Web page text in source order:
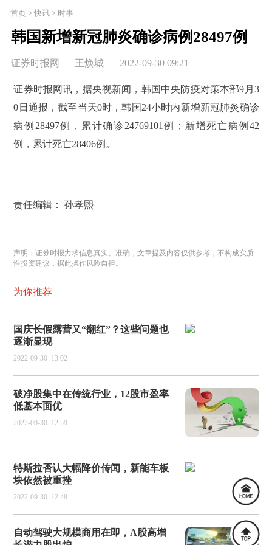
首页 > 快讯 > 时事
韩国新增新冠肺炎确诊病例28497例
证券时报网 王焕城 2022-09-30 09:21
证券时报网讯，据央视新闻，韩国中央防疫对策本部9月3
0日通报，截至当天0时，韩国24小时内新增新冠肺炎确诊
病例28497例，累计确诊24769101例；新增死亡病例42
例，累计死亡28406例。
责任编辑： 孙孝熙
声明：证券时报力求信息真实、准确，文章提及内容仅供参考，不构成实质
性投资建议，据此操作风险自担。
为你推荐
国庆长假露营又“翻红”？这些问题也
逐渐显现
2022-09-30 13:02
破净股集中在传统行业，12股市盈率
低基本面优
2022-09-30 12:59
特斯拉否认大幅降价传闻，新能车板
块依然被重挫
2022-09-30 12:48
自动驾驶大规模商用在即，A股高增